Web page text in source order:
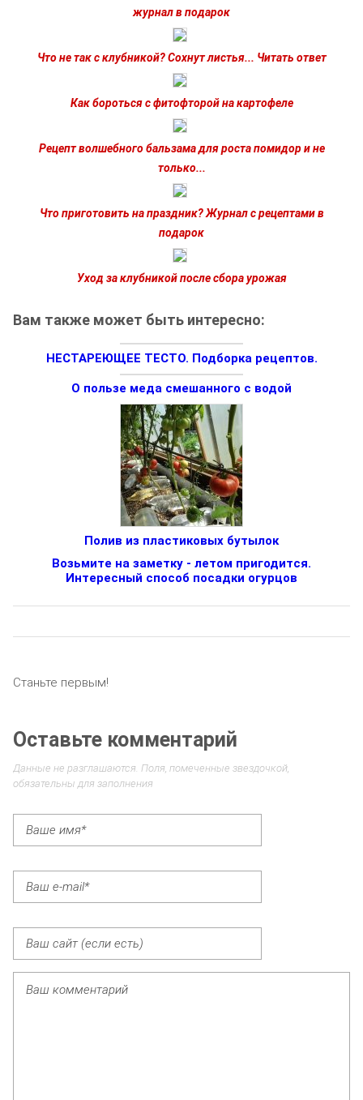
журнал в подарок
Что не так с клубникой? Сохнут листья... Читать ответ
Как бороться с фитофторой на картофеле
Рецепт волшебного бальзама для роста помидор и не
только...
Что приготовить на праздник? Журнал с рецептами в
подарок
Уход за клубникой после сбора урожая
Вам также может быть интересно:
НЕСТАРЕЮЩЕЕ ТЕСТО. Подборка рецептов.
О пользе меда смешанного с водой
Полив из пластиковых бутылок
Возьмите на заметку - летом пригодится.
Интересный способ посадки огурцов
Станьте первым!
Оставьте комментарий
Данные не разглашаются. Поля, помеченные звездочкой,
обязательны для заполнения